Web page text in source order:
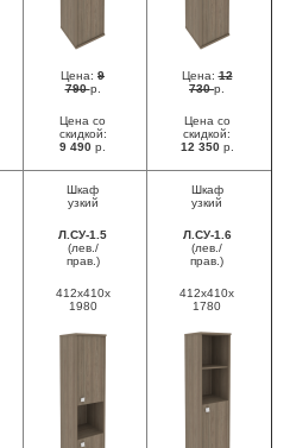
Цена: 9
790р.
Цена со
скидкой:
9 490 р.
Цена:12
730р.
Цена со
скидкой:
12 350 р.
Шкаф
узкий
Л.СУ-1.5
(лев./
прав.)
412x410x
1980
Шкаф
узкий
Л.СУ-1.6
(лев./
прав.)
412x410x
1780